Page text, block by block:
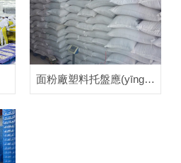
面粉廠塑料托盤應(yīng)用案例